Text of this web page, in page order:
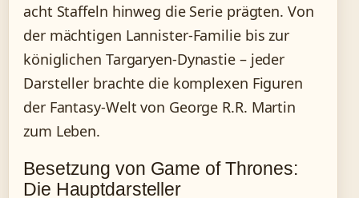
acht Staffeln hinweg die Serie prägten. Von
der mächtigen Lannister-Familie bis zur
königlichen Targaryen-Dynastie – jeder
Darsteller brachte die komplexen Figuren
der Fantasy-Welt von George R.R. Martin
zum Leben.
Besetzung von Game of Thrones:
Die Hauptdarsteller